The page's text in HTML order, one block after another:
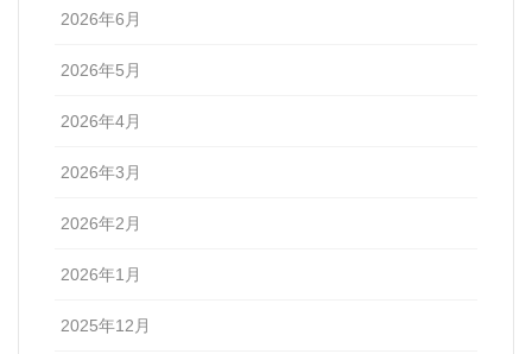
2026年6月
2026年5月
2026年4月
2026年3月
2026年2月
2026年1月
2025年12月